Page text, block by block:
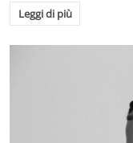
Leggi di più